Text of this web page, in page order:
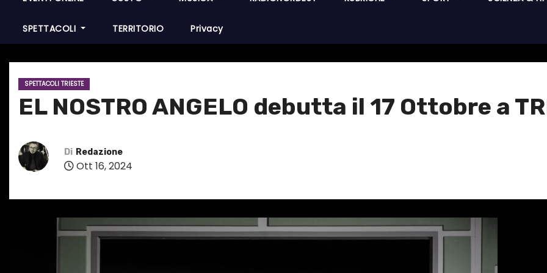
SPETTACOLI TERRITORIO Privacy
SPETTACOLI TRIESTE
EL NOSTRO ANGELO debutta il 17 Ottobre a
Di Redazione
Ott 16, 2024